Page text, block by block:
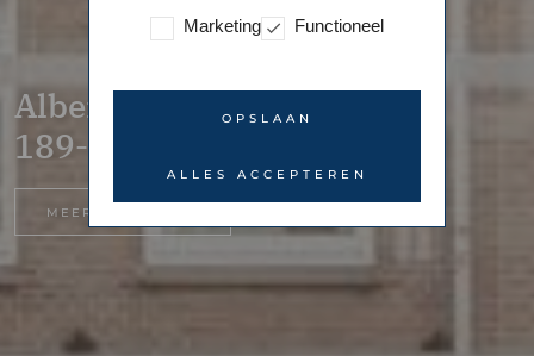
Albert Cuypstraat
189-2 – Amsterdam
MEER INFORMATIE
Marketing Functioneel
OPSLAAN
ALLES ACCEPTEREN